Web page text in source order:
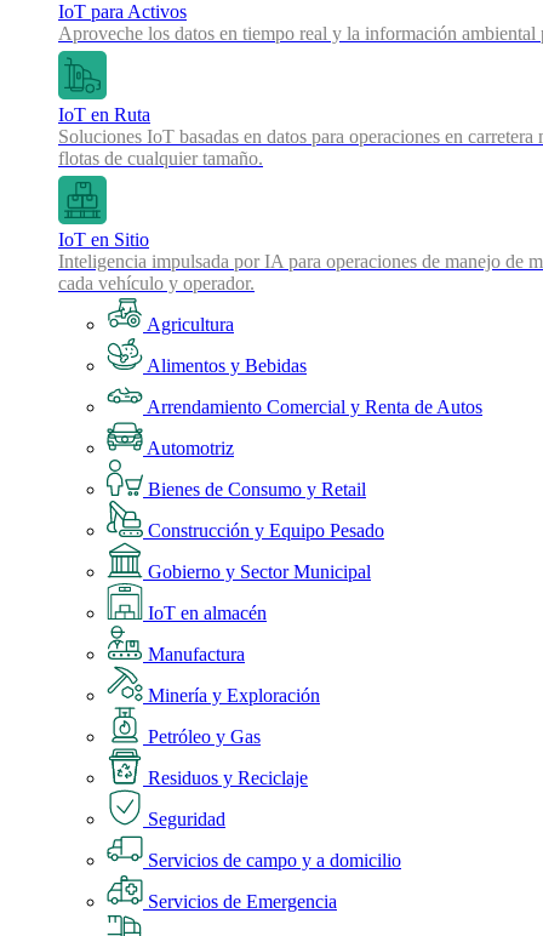
IoT para Activos
Aproveche los datos en tiempo real y la información
IoT en Ruta
Soluciones IoT basadas en datos para operaciones en
flotas de cualquier tamaño.
IoT en Sitio
Inteligencia impulsada por IA para operaciones de manejo de
cada vehículo y operador.
Agricultura
Alimentos y Bebidas
Arrendamiento Comercial y Renta de Autos
Automotriz
Bienes de Consumo y Retail
Construcción y Equipo Pesado
Gobierno y Sector Municipal
IoT en almacén
Manufactura
Minería y Exploración
Petróleo y Gas
Residuos y Reciclaje
Seguridad
Servicios de campo y a domicilio
Servicios de Emergencia